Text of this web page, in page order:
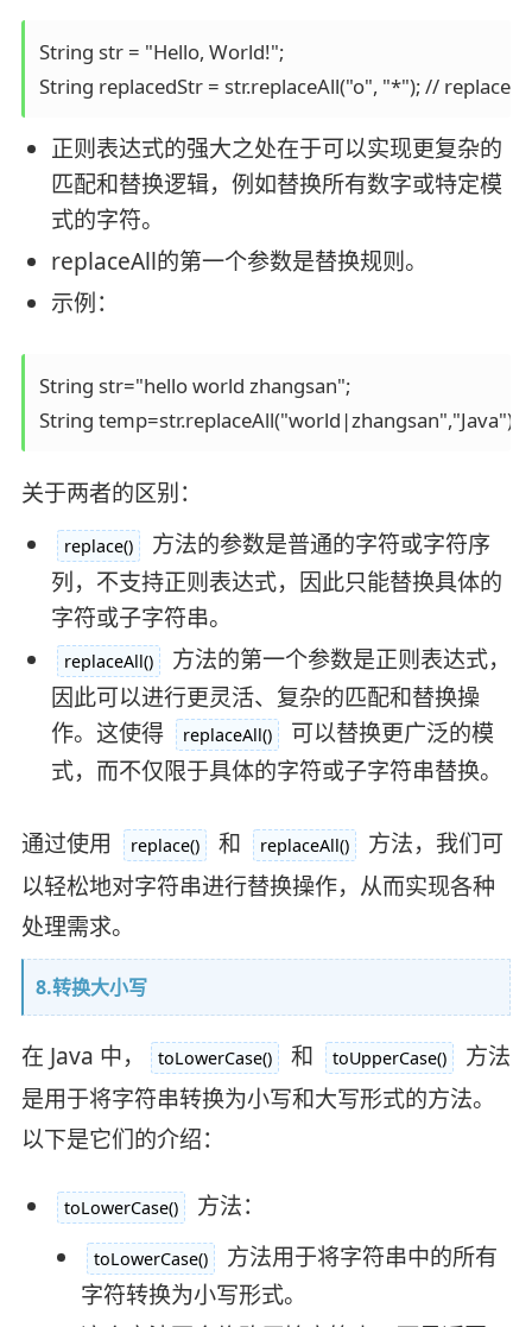
String str = "Hello, World!";
String replacedStr = str.replaceAll("o", "*"); //
正则表达式的强大之处在于可以实现更复杂的
匹配和替换逻辑，例如替换所有数字或特定模
式的字符。
replaceAll的第一个参数是替换规则。
示例：
String str="hello world zhangsan";
String temp=str.replaceAll("world|zhangsan","Java");
关于两者的区别：
replace()
方法的参数是普通的字符或字符序
列，不支持正则表达式，因此只能替换具体的
字符或子字符串。
replaceAll()
方法的第一个参数是正则表达式，
因此可以进行更灵活、复杂的匹配和替换操
作。这使得
replaceAll()
可以替换更广泛的模
式，而不仅限于具体的字符或子字符串替换。
通过使用 replace() 和 replaceAll()
方法，我们可
以轻松地对字符串进行替换操作，从而实现各种
处理需求。
8.转换大小写
在 Java 中， toLowerCase() 和 toUpperCase()
方法
是用于将字符串转换为小写和大写形式的方法。
以下是它们的介绍：
toLowerCase() 方法：
toLowerCase()
方法用于将字符串中的所有
字符转换为小写形式。